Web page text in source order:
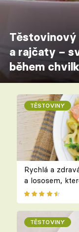
Těstovinový
a rajčaty –
během
TĚSTOVINY
Rychlá a
a lososem,
TĚSTOVINY